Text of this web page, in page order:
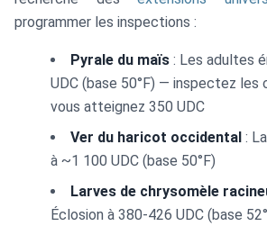
programmer les inspections :
Pyrale du maïs : Les adultes
UDC (base 50°F) — inspectez les
vous atteignez 350 UDC
Ver du haricot occidental :
à ~1 100 UDC (base 50°F)
Larves de chrysomèle
Éclosion à 380-426 UDC (base